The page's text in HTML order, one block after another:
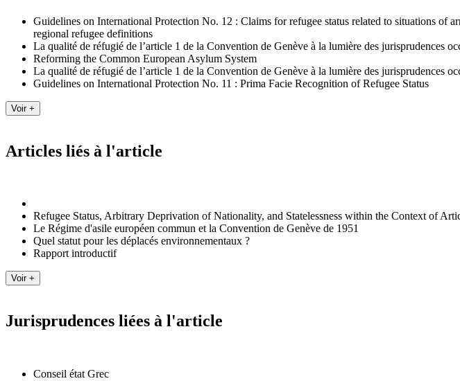
Guidelines on International Protection No. 12 : Claims for refugee status related to situations
regional refugee definitions
La qualité de réfugié de l’article 1 de la Convention de Genève à la lumière des jurisprudences
Reforming the Common European Asylum System
La qualité de réfugié de l’article 1 de la Convention de Genève à la lumière des jurisprudences
Guidelines on International Protection No. 11 : Prima Facie Recognition of Refugee Status
Articles liés à l'article
Refugee Status, Arbitrary Deprivation of Nationality, and Statelessness within the Context of
Le Régime d'asile européen commun et la Convention de Genève de 1951
Quel statut pour les déplacés environnementaux ?
Rapport introductif
Jurisprudences liées à l'article
Conseil état Grec